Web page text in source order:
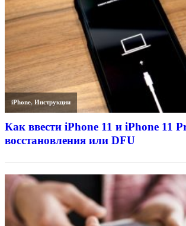
iPhone,Инструкции
Как ввести iPhone 11 и iPhone 11
восстановления или DFU